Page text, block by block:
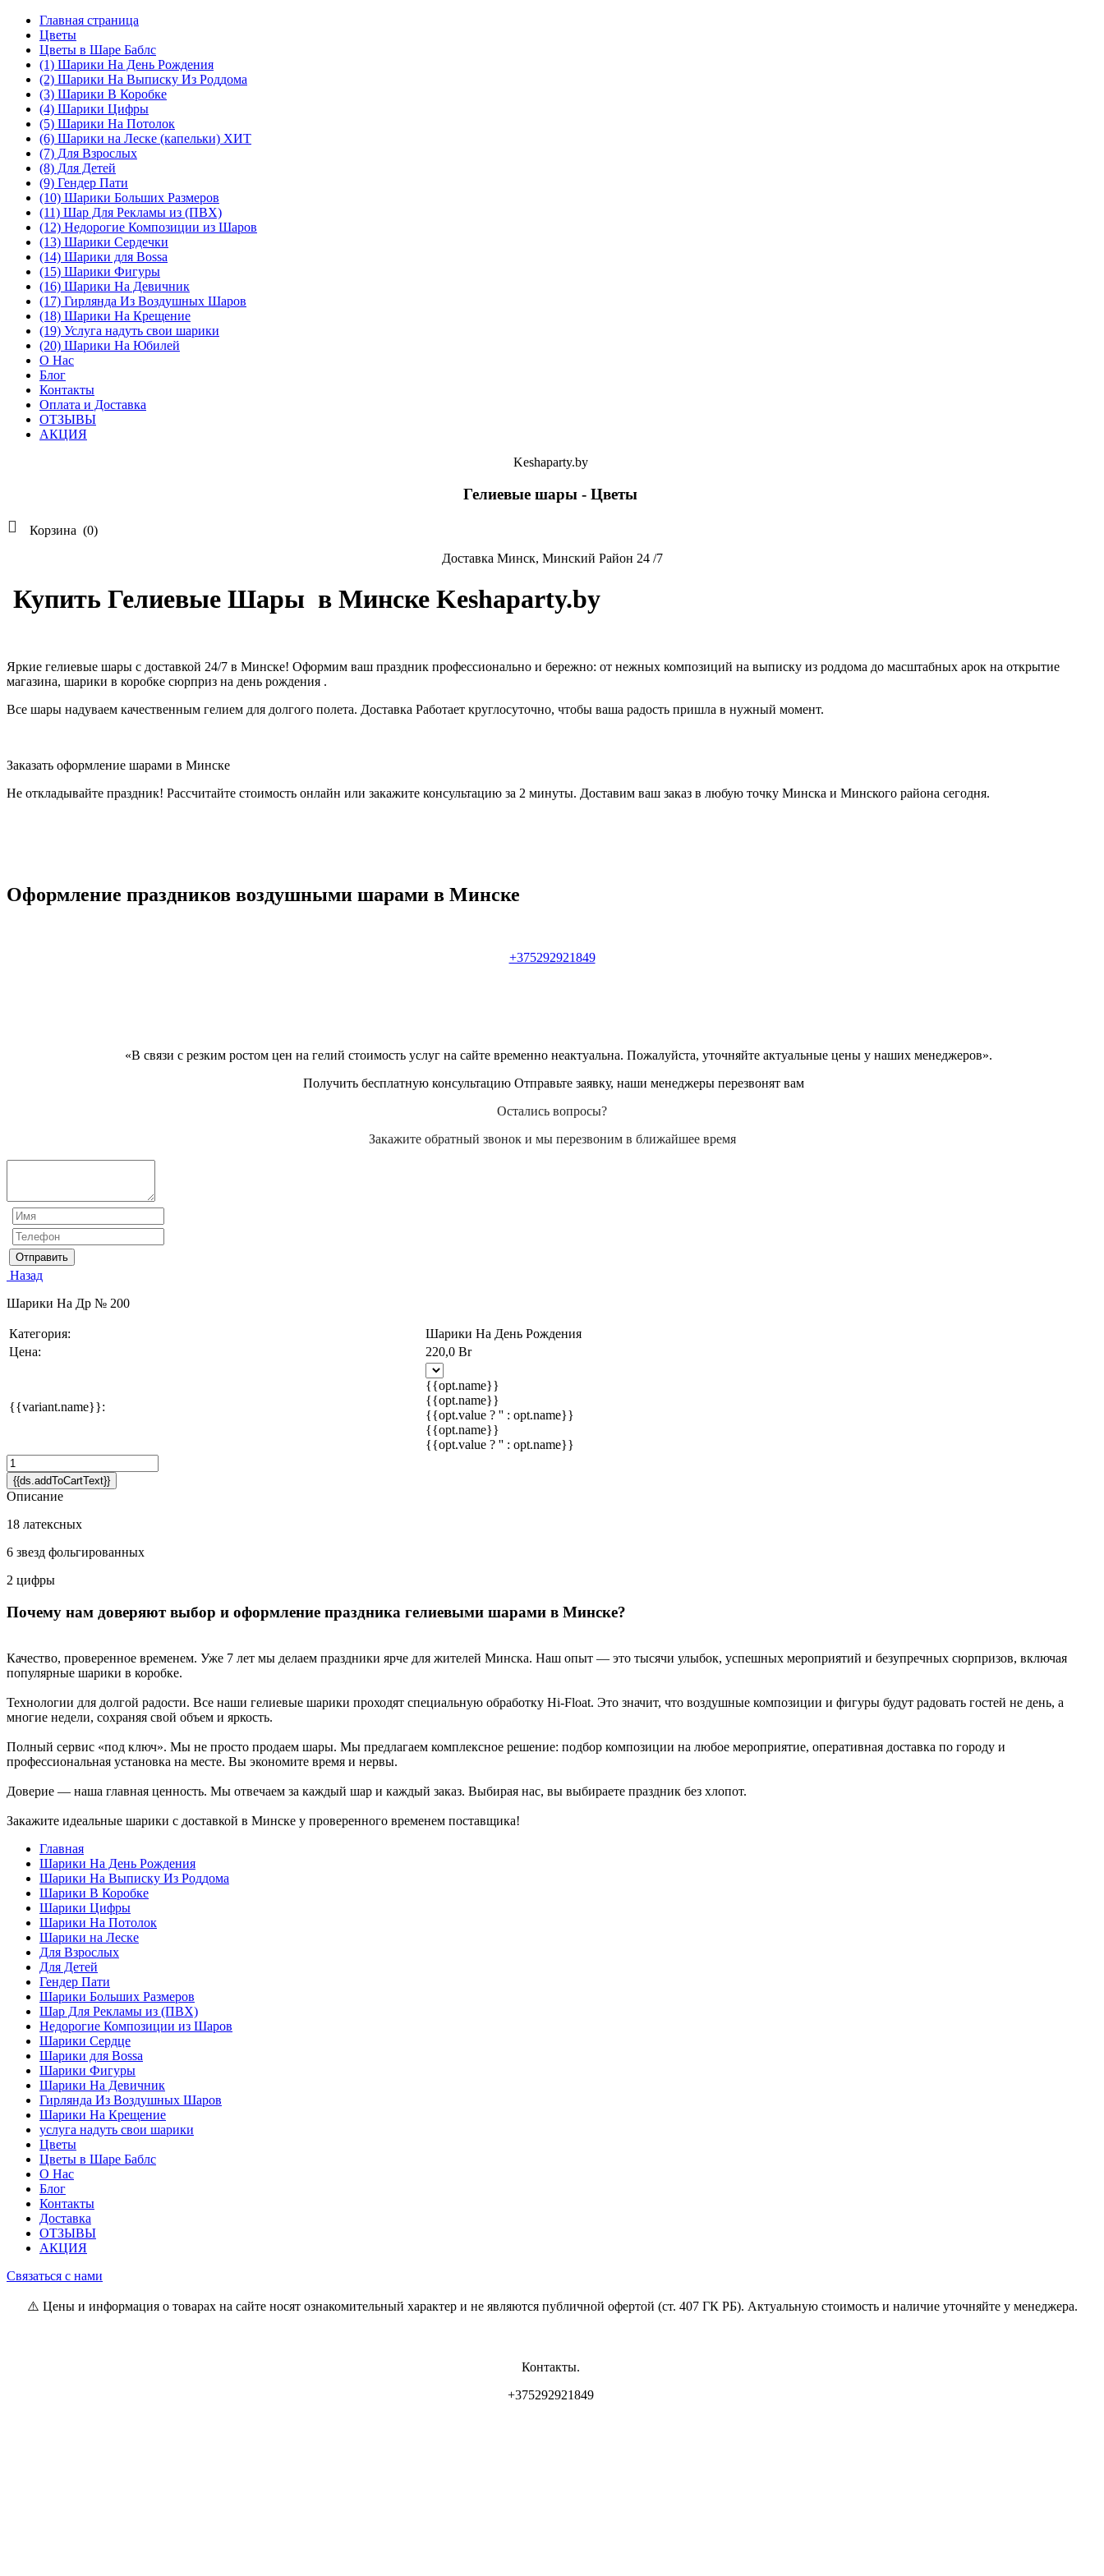
Главная страница
Цветы
Цветы в Шаре Баблс
(1) Шарики На День Рождения
(2) Шарики На Выписку Из Роддома
(3) Шарики В Коробке
(4) Шарики Цифры
(5) Шарики На Потолок
(6) Шарики на Леске (капельки) ХИТ
(7) Для Взрослых
(8) Для Детей
(9) Гендер Пати
(10) Шарики Больших Размеров
(11) Шар Для Рекламы из (ПВХ)
(12) Недорогие Композиции из Шаров
(13) Шарики Сердечки
(14) Шарики для Воssa
(15) Шарики Фигуры
(16) Шарики На Девичник
(17) Гирлянда Из Воздушных Шаров
(18) Шарики На Крещение
(19) Услуга надуть свои шарики
(20) Шарики На Юбилей
О Нас
Блог
Контакты
Оплата и Доставка
ОТЗЫВЫ
АКЦИЯ
Keshaparty.by
Гелиевые шары - Цветы
 Корзина (0)
Доставка Минск, Минский Район 24 /7
Купить Гелиевые Шары в Минске Keshaparty.by
Яркие гелиевые шары с доставкой 24/7 в Минске! Оформим ваш праздник профессионально и бережно: от нежных композиций на выписку из роддома до масштабных арок на открытие
магазина, шарики в коробке сюрприз на день рождения .
Все шары надуваем качественным гелием для долгого полета. Доставка Работает круглосуточно, чтобы ваша радость пришла в нужный момент.
Заказать оформление шарами в Минске
Не откладывайте праздник! Рассчитайте стоимость онлайн или закажите консультацию за 2 минуты. Доставим ваш заказ в любую точку Минска и Минского района сегодня.
Оформление праздников воздушными шарами в Минске
+375292921849
«В связи с резким ростом цен на гелий стоимость услуг на сайте временно неактуальна. Пожалуйста, уточняйте актуальные цены у наших менеджеров».
Получить бесплатную консультацию Отправьте заявку, наши менеджеры перезвонят вам
Остались вопросы?
Закажите обратный звонок и мы перезвоним в ближайшее время
Отправить
Назад
Шарики На Др № 200
Категория:
Шарики На День Рождения
Цена:
220,0 Br
{{variant.name}}:
{{opt.name}}
{{opt.name}}
{{opt.value ? '' : opt.name}}
{{opt.name}}
{{opt.value ? '' : opt.name}}
{{ds.addToCartText}}
Описание
18 латексных
6 звезд фольгированных
2 цифры
Почему нам доверяют выбор и оформление праздника гелиевыми шарами в Минске?
Качество, проверенное временем. Уже 7 лет мы делаем праздники ярче для жителей Минска. Наш опыт — это тысячи улыбок, успешных мероприятий и безупречных сюрпризов, включая
популярные шарики в коробке.
Технологии для долгой радости. Все наши гелиевые шарики проходят специальную обработку Hi-Float. Это значит, что воздушные композиции и фигуры будут радовать гостей не день, а
многие недели, сохраняя свой объем и яркость.
Полный сервис «под ключ». Мы не просто продаем шары. Мы предлагаем комплексное решение: подбор композиции на любое мероприятие, оперативная доставка по городу и
профессиональная установка на месте. Вы экономите время и нервы.
Доверие — наша главная ценность. Мы отвечаем за каждый шар и каждый заказ. Выбирая нас, вы выбираете праздник без хлопот.
Закажите идеальные шарики с доставкой в Минске у проверенного временем поставщика!
Главная
Шарики На День Рождения
Шарики На Выписку Из Роддома
Шарики В Коробке
Шарики Цифры
Шарики На Потолок
Шарики на Леске
Для Взрослых
Для Детей
Гендер Пати
Шарики Больших Размеров
Шар Для Рекламы из (ПВХ)
Недорогие Композиции из Шаров
Шарики Сердце
Шарики для Воssa
Шарики Фигуры
Шарики На Девичник
Гирлянда Из Воздушных Шаров
Шарики На Крещение
услуга надуть свои шарики
Цветы
Цветы в Шаре Баблс
О Нас
Блог
Контакты
Доставка
ОТЗЫВЫ
АКЦИЯ
Связаться с нами
⚠️ Цены и информация о товарах на сайте носят ознакомительный характер и не являются публичной офертой (ст. 407 ГК РБ). Актуальную стоимость и наличие уточняйте у менеджера.
Контакты.
+375292921849